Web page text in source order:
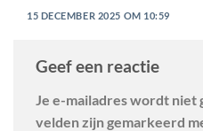
15 DECEMBER 2025 OM 10:59
Geef een reactie
Je e-mailadres wordt niet
velden zijn gemarkeerd